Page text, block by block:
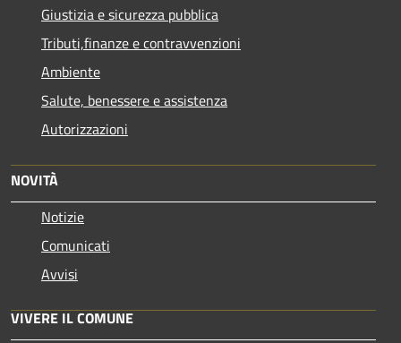
Giustizia e sicurezza pubblica
Tributi,finanze e contravvenzioni
Ambiente
Salute, benessere e assistenza
Autorizzazioni
NOVITÀ
Notizie
Comunicati
Avvisi
VIVERE IL COMUNE